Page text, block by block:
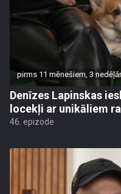
pirms 11 mēnešiem, 3
Denīzes Lapinskas
locekļi ar unikāliem
46. epizode